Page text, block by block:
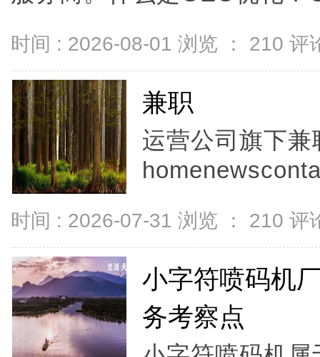
时间 : 2026-08-01 浏览 ： 210 评
兼职
运营公司旗下兼
时间 : 2026-07-31 浏览 ： 210 评
小字符喷码机
务考察点